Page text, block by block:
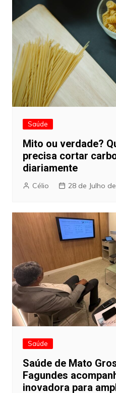
Saúde
Mito ou verdade?
precisa cortar
diariamente
Célio 28 de Julho
Saúde
Saúde de Mato
Fagundes
inovadora para